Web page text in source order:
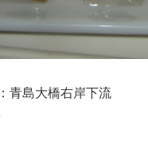
青島大橋右岸下流